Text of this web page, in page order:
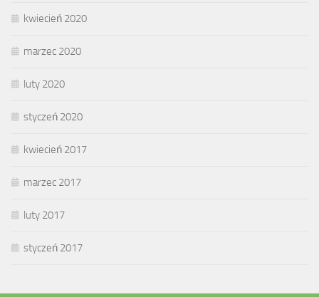
kwiecień 2020
marzec 2020
luty 2020
styczeń 2020
kwiecień 2017
marzec 2017
luty 2017
styczeń 2017